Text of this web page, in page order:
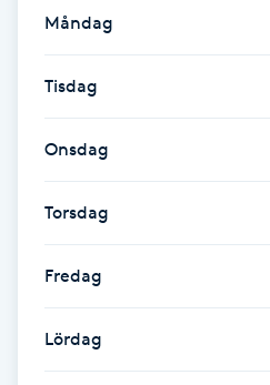
Friskvård
Måndag
Tisdag
Onsdag
Torsdag
Fredag
Lördag